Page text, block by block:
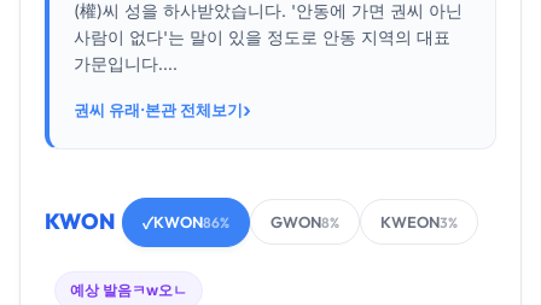
(權)씨 성을 하사받았습니다. '안동에 가면 권씨 아닌
사람이 없다'는 말이 있을 정도로 안동 지역의 대표
가문입니다....
권씨 유래·본관 전체보기›
KWON ✓KWON86% GWON8% KWEON3%
예상 발음ㅋw오ㄴ